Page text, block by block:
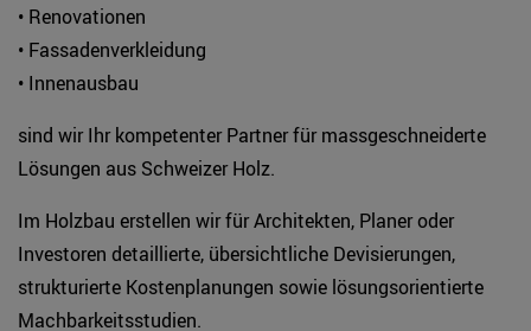
• Renovationen
• Fassadenverkleidung
• Innenausbau
sind wir Ihr kompetenter Partner für massgeschneiderte
Lösungen aus Schweizer Holz.
Im Holzbau erstellen wir für Architekten, Planer oder
Investoren detaillierte, übersichtliche Devisierungen,
strukturierte Kostenplanungen sowie lösungsorientierte
Machbarkeitsstudien.